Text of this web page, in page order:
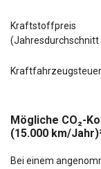
Kraftstoffpreis
(Jahresdurchschnitt
Kraftfahrzeugsteuer
Mögliche CO₂-
(15.000 km/
Bei einem